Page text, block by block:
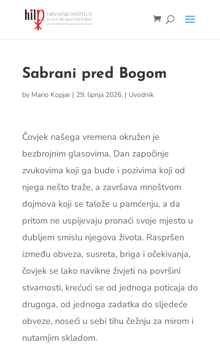
Sabrani pred Bogom
by Mario Kopjar| 29. lipnja 2026.| Uvodnik
Čovjek našega vremena okružen je
bezbrojnim glasovima. Dan započinje
zvukovima koji ga bude i pozivima koji od
njega nešto traže, a završava mnoštvom
dojmova koji se talože u pamćenju, a da
pritom ne uspijevaju pronaći svoje mjesto u
dubljem smislu njegova života. Raspršen
između obveza, susreta, briga i očekivanja,
čovjek se lako navikne živjeti na površini
stvarnosti, krećući se od jednoga poticaja do
drugoga, od jednoga zadatka do sljedeće
obveze, noseći u sebi tihu čežnju za mirom i
nutarnjim skladom.